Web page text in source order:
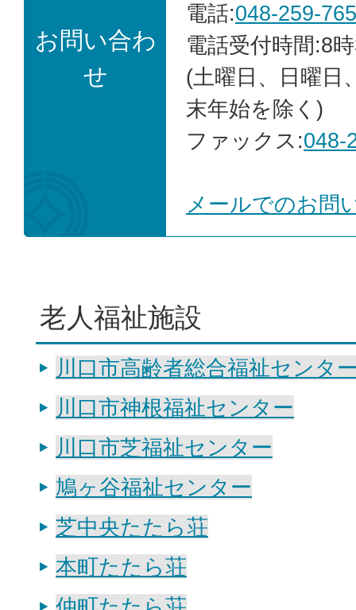
お問い合わ
せ
電話:048-259-
電話受付時間:8
(土曜日、日曜日
末年始を除く)
ファックス:048-
メールでのお問
老人福祉施設
川口市高齢者総合福祉センタ
川口市神根福祉センター
川口市芝福祉センター
鳩ヶ谷福祉センター
芝中央たたら荘
本町たたら荘